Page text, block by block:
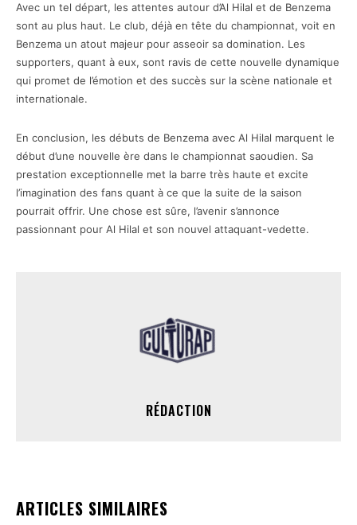
Avec un tel départ, les attentes autour d’Al Hilal et de Benzema
sont au plus haut. Le club, déjà en tête du championnat, voit en
Benzema un atout majeur pour asseoir sa domination. Les
supporters, quant à eux, sont ravis de cette nouvelle dynamique
qui promet de l’émotion et des succès sur la scène nationale et
internationale.
En conclusion, les débuts de Benzema avec Al Hilal marquent le
début d’une nouvelle ère dans le championnat saoudien. Sa
prestation exceptionnelle met la barre très haute et excite
l’imagination des fans quant à ce que la suite de la saison
pourrait offrir. Une chose est sûre, l’avenir s’annonce
passionnant pour Al Hilal et son nouvel attaquant-vedette.
RÉDACTION
ARTICLES SIMILAIRES